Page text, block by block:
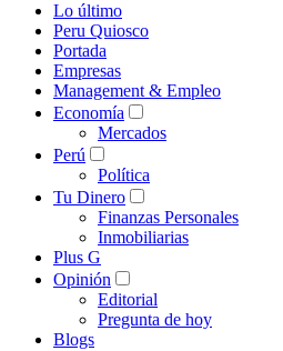
Lo último
Peru Quiosco
Portada
Empresas
Management & Empleo
Economía
Mercados
Perú
Política
Tu Dinero
Finanzas Personales
Inmobiliarias
Plus G
Opinión
Editorial
Pregunta de hoy
Blogs